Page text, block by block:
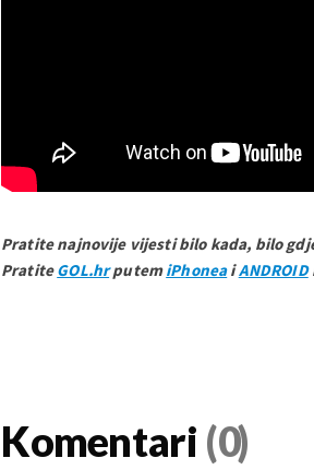
Pratite najnovije vijesti bilo kada, bilo
PratiteGOL.hrputemiPhoneaiANDROID
Komentari (0)